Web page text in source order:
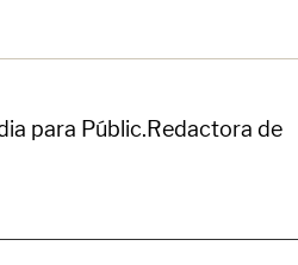
para Públic.Redactora de